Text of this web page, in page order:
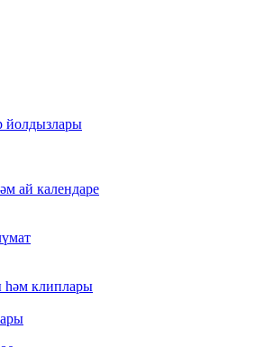
йолдызлары
ай календаре
һәм клиплары